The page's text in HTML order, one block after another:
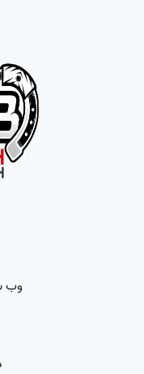
وب